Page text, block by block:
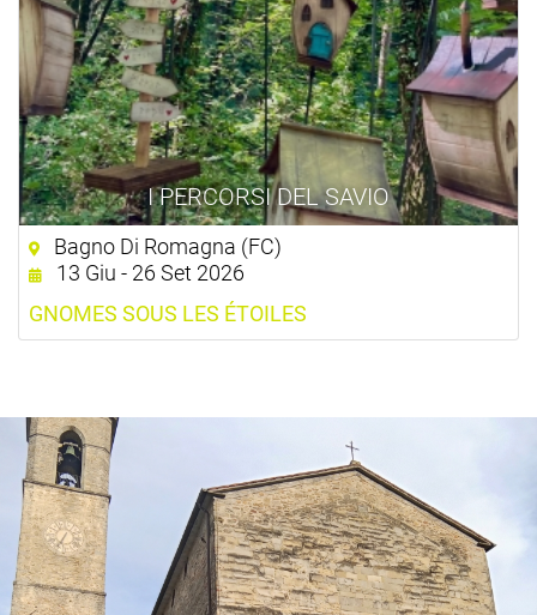
I PERCORSI DEL SAVIO
Bagno Di Romagna (FC)
13 Giu - 26 Set 2026
GNOMES SOUS LES ÉTOILES